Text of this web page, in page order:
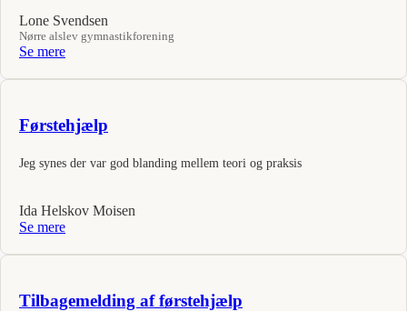
Lone Svendsen
Nørre alslev gymnastikforening
Se mere
Førstehjælp
Jeg synes der var god blanding mellem teori og praksis
Ida Helskov Moisen
Se mere
Tilbagemelding af førstehjælp